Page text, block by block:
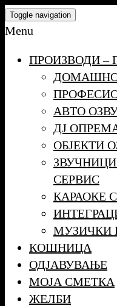
Skip
to
content
Toggle navigation
Menu
ПРОИЗВОДИ –
АВТО
ДЈ
ОБЈЕКТИ
СЕРВИС
КАРАОКЕ
МУЗИЧКИ
КОШНИЦА
ОДЈАВУВАЊЕ
МОЈА СМЕТКА
ЖЕЛБИ